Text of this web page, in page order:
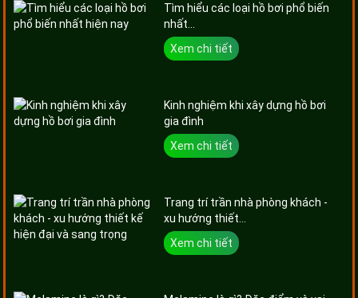
Tìm hiểu các loại hồ bơi phổ biến
nhất...
Xem chi tiết
Kinh nghiệm khi xây dựng hồ bơi
gia đình
Xem chi tiết
Trang trí trần nhà phòng khách -
xu hướng thiết...
Xem chi tiết